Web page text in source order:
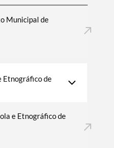
Municipal de
Etnográfico de
e Etnográfico de